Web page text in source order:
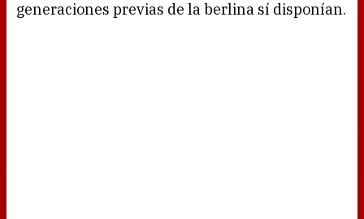
generaciones previas de la berlina sí disponían.